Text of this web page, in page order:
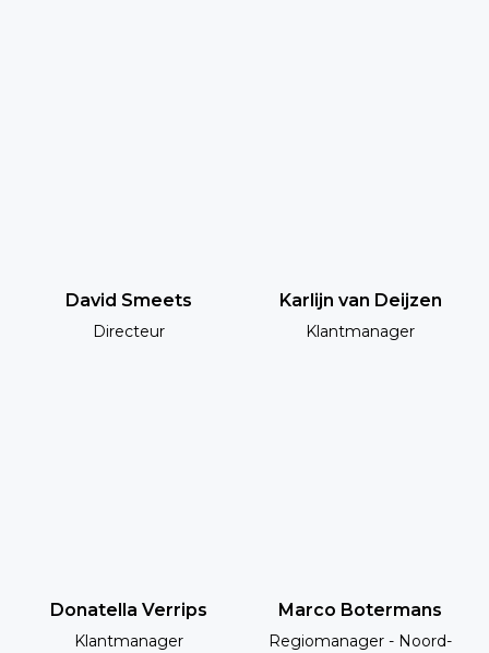
David Smeets
Directeur
Karlijn van Deijzen
Klantmanager
Donatella Verrips
Klantmanager
Marco Botermans
Regiomanager - Noord-